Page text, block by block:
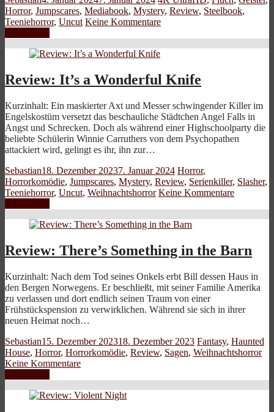
Horror, Jumpscares, Mediabook, Mystery, Review, Steelbook,
Teeniehorror, Uncut Keine Kommentare
Review: It’s a Wonderful Knife
Kurzinhalt: Ein maskierter Axt und Messer schwingender Killer im
Engelskostüm versetzt das beschauliche Städtchen Angel Falls in
Angst und Schrecken. Doch als während einer Highschoolparty die
beliebte Schülerin Winnie Carruthers von dem Psychopathen
attackiert wird, gelingt es ihr, ihn zur…
Sebastian18. Dezember 20237. Januar 2024 Horror,
Horrorkomödie, Jumpscares, Mystery, Review, Serienkiller, Slasher,
Teeniehorror, Uncut, Weihnachtshorror Keine Kommentare
Review: There’s Something in the Barn
Kurzinhalt: Nach dem Tod seines Onkels erbt Bill dessen Haus in
den Bergen Norwegens. Er beschließt, mit seiner Familie Amerika
zu verlassen und dort endlich seinen Traum von einer
Frühstückspension zu verwirklichen. Während sie sich in ihrer
neuen Heimat noch…
Sebastian15. Dezember 202318. Dezember 2023 Fantasy, Haunted
House, Horror, Horrorkomödie, Review, Sagen, Weihnachtshorror
Keine Kommentare